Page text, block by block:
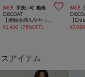
SALE 手洗い可 動画 
DISCOAT
¥1,430 (75%OFF)
SALE
¥
アイテム